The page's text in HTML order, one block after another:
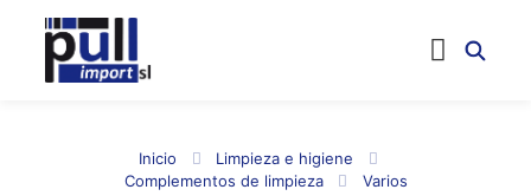
Inicio
Limpieza e higiene
Complementos de limpieza
Varios